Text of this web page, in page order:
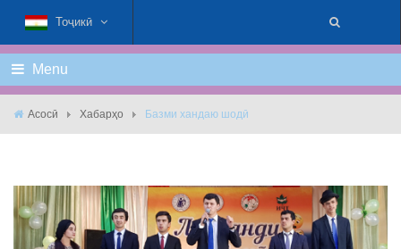
Тоҷикӣ
Menu
Асосӣ Хабарҳо Базми хандаю шодӣ